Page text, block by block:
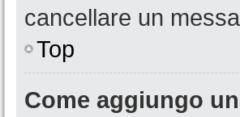
cancellare un
Top
Come aggiungo